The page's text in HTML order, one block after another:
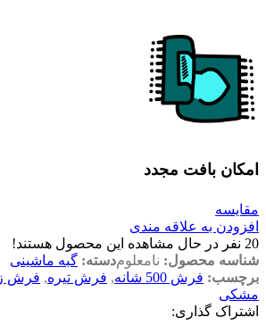
امکان بافت مجدد
مقایسه
افزودن به علاقه مندی
20 نفر در حال مشاهده این محصول هستند!
شناسه محصول: نامعلومدسته: گبه ماشینی
برچسب: فرش 500 شانه , فرش تیره, فرش
مشکی
اشتراک گذاری: